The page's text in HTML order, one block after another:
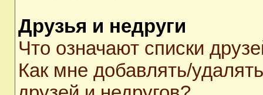
Друзья и недруги
Что означают списки
Как мне добавлять/